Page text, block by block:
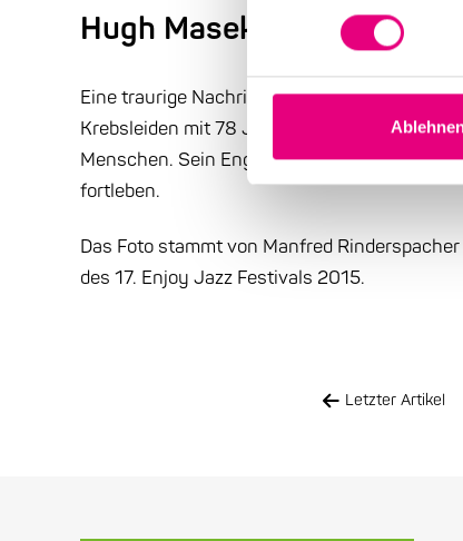
Hugh Masekela verstorben
Eine traurige Nachricht ereilt uns auch 2018
Krebsleiden mit 78 Jahren. Enjoy Jazz
Menschen. Sein Engagement und sein
fortleben.
Das Foto stammt von Manfred
des 17. Enjoy Jazz Festivals 2015.
Letzter Artikel